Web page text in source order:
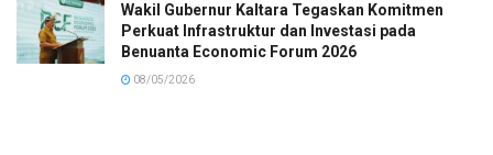
Wakil Gubernur Kaltara Tegaskan Komitmen
Perkuat Infrastruktur dan Investasi pada
Benuanta Economic Forum 2026
08/05/2026